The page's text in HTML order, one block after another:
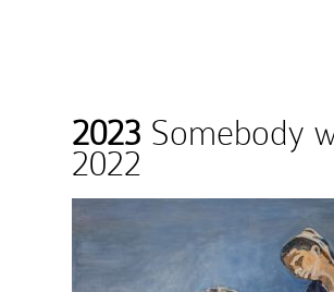
2023 Somebody
2022